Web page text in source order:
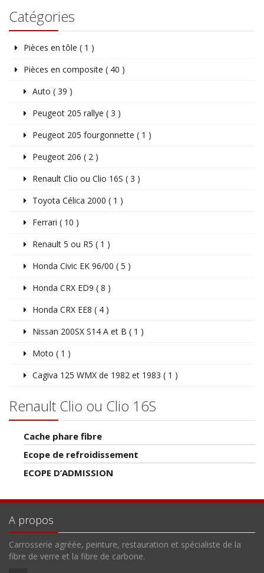
Catégories
Pièces en tôle ( 1 )
Pièces en composite ( 40 )
Auto ( 39 )
Peugeot 205 rallye ( 3 )
Peugeot 205 fourgonnette ( 1 )
Peugeot 206 ( 2 )
Renault Clio ou Clio 16S ( 3 )
Toyota Célica 2000 ( 1 )
Ferrari ( 10 )
Renault 5 ou R5 ( 1 )
Honda Civic EK 96/00 ( 5 )
Honda CRX ED9 ( 8 )
Honda CRX EE8 ( 4 )
Nissan 200SX S14 A et B ( 1 )
Moto ( 1 )
Cagiva 125 WMX de 1982 et 1983 ( 1 )
Renault Clio ou Clio 16S
Cache phare fibre
Ecope de refroidissement
ECOPE D’ADMISSION
A propos
Carrosserie agréée, peinture, restauration et spécialiste de la
fibre de verre et la fibre de carbone.